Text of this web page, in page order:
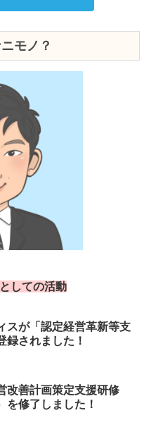
モノ？
しての活動
スが「認定経営革新等支
録されました！
改善計画策定支援研修
を修了しました！